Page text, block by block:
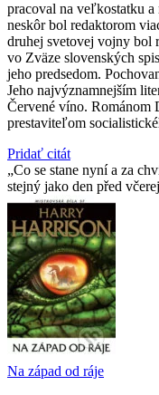
pracoval na veľkostatku a
neskôr bol redaktorom
druhej svetovej vojny bol
vo Zväze slovenských
jeho predsedom.
Jeho najvýznamnejším
Červené víno. Románom
prestaviteľom
Pridať citát
Co se stane nyní a za
stejný jako den před
Na západ od ráje